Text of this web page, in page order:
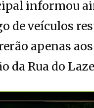
informou
de veículos
apenas
da Rua do